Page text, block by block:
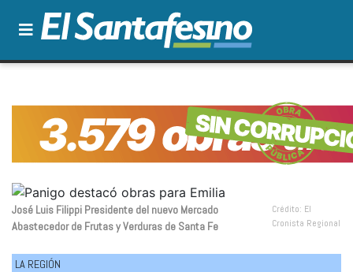
José Luis Filippi Presidente del nuevo Mercado
Abastecedor de Frutas y Verduras de Santa Fe
Crédito: El
Cronista Regional
LA REGIÓN